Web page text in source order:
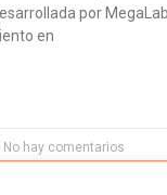
por
en
No hay comentarios
¡Contenido